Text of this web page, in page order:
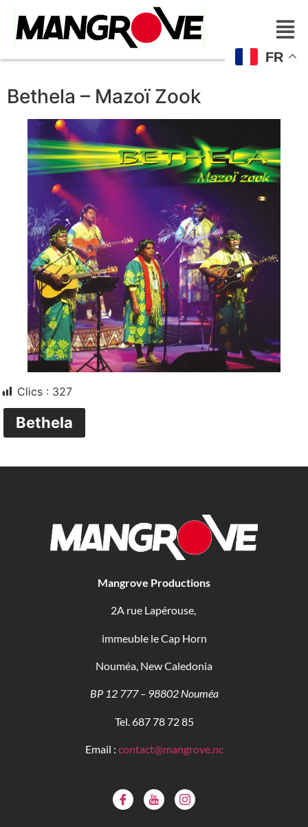
Bethela – Mazoï Zook
Clics : 327
Bethela
Mangrove Productions
2A rue Lapérouse,
immeuble le Cap Horn
Nouméa, New Caledonia
BP 12 777 – 98802 Nouméa
Tel. 687 78 72 85
Email : contact@mangrove.nc
FR